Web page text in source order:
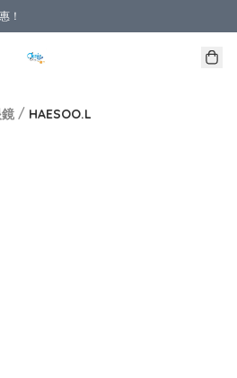
！
！（適用於 本地送貨、本地取貨 )
/ HAESOO.L